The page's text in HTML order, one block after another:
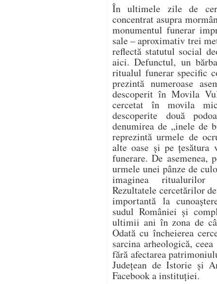
În ultimele zile de
concentrat asupra
monumentul funerar
sale – aproximativ trei
reflectă statutul social
aici. Defunctul, un
ritualul funerar specific
prezintă numeroase
descoperit în Movila
cercetat în movila
descoperite două
denumirea de „inele de
reprezintă urmele de
alte oase și pe țesătura
funerare. De asemenea,
urmele unei pânze de
imaginea ritualurilor
Rezultatele cercetărilor
importantă la
sudul României și
ultimii ani în zona de
Odată cu încheierea
sarcina arheologică,
fără afectarea
Județean de Istorie și
Facebook a instituției.